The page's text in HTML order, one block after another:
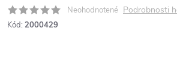
Neohodnotené Podrobnosti
Kód: 2000429